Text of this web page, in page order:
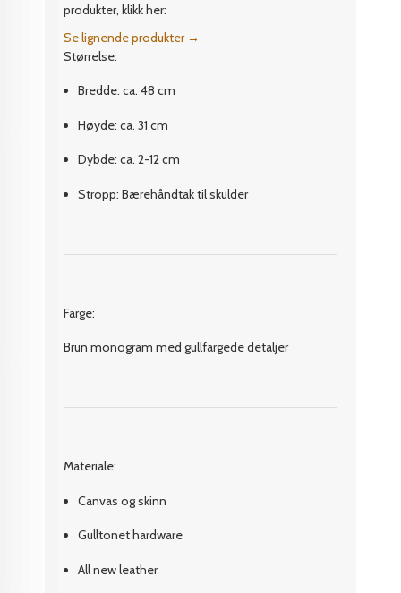
produkter, klikk her:
Se lignende produkter →
Størrelse:
Bredde: ca. 48 cm
Høyde: ca. 31 cm
Dybde: ca. 2-12 cm
Stropp: Bærehåndtak til skulder
Farge:
Brun monogram med gullfargede detaljer
Materiale:
Canvas og skinn
Gulltonet hardware
All new leather